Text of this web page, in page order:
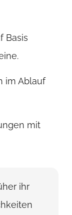
Basis
im Ablauf
mit
ihr